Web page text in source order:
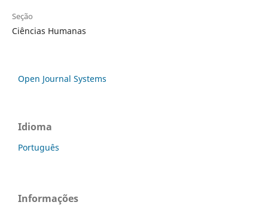
Seção
Ciências Humanas
Open Journal Systems
Idioma
Português
Informações